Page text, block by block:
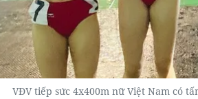
VĐV tiếp sức 4x400m nữ Việt Nam có